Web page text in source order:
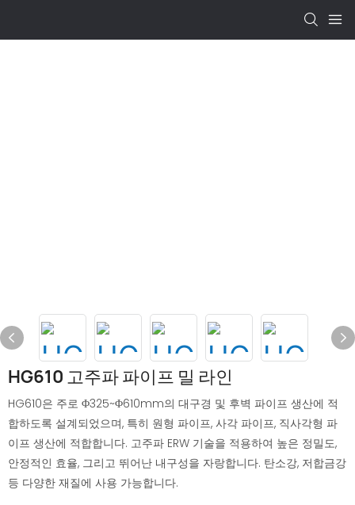
HG610 고주파 파이프 밀 라인
HG610은 주로 Φ325~Φ610mm의 대구경 및 후벽 파이프 생산에 적
합하도록 설계되었으며, 특히 원형 파이프, 사각 파이프, 직사각형 파
이프 생산에 적합합니다. 고주파 ERW 기술을 적용하여 높은 정밀도,
안정적인 효율, 그리고 뛰어난 내구성을 자랑합니다. 탄소강, 저합금강
등 다양한 재질에 사용 가능합니다.